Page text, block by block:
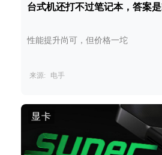
台式机还打不过笔记本，答案
性能提升尚可，但价格一坨
来源: 电手
显卡